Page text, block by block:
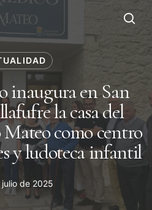
inaugura en San
la casa del
como centro
y ludoteca infantil
de 2025